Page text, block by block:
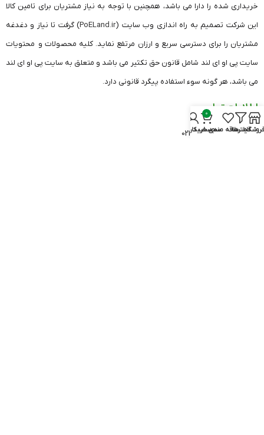
خریداری شده را دارا می باشد، همچنین با توجه به نیاز مشتریان برای تامین کالا
این شرکت تصمیم به راه اندازی وب سایت (PoELand.ir) گرفت تا نیاز و دغدغه
مشتریان را برای دسترسی سریع و ارزان مرتفع نماید. کلیه محصولات و محتویات
سایت پی او ای لند شامل قانون حق تکثیر می باشد و متعلق به سایت پی او ای لند
می باشد، هر گونه سوء استفاده پیگرد قانونی دارد.
اطلاعات تماس
دفتر تهران: 26420541 021
فروشگاهفیلترهاعلاقه مندی
0
سبد خرید
حساب کاربری من